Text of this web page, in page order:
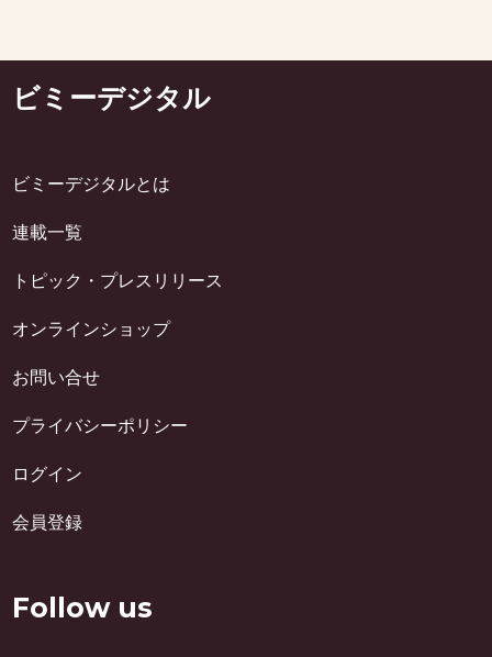
ビミーデジタル
ビミーデジタルとは
連載一覧
トピック・プレスリリース
オンラインショップ
お問い合せ
プライバシーポリシー
ログイン
会員登録
Follow us